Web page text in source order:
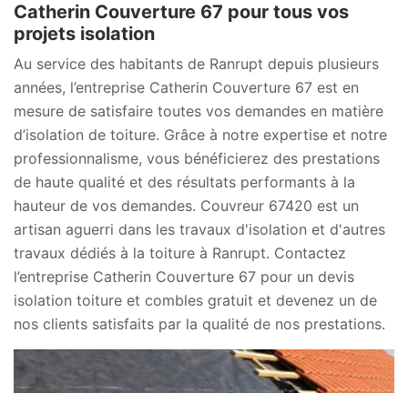
Catherin Couverture 67 pour tous vos
projets isolation
Au service des habitants de Ranrupt depuis plusieurs
années, l’entreprise Catherin Couverture 67 est en
mesure de satisfaire toutes vos demandes en matière
d’isolation de toiture. Grâce à notre expertise et notre
professionnalisme, vous bénéficierez des prestations
de haute qualité et des résultats performants à la
hauteur de vos demandes. Couvreur 67420 est un
artisan aguerri dans les travaux d'isolation et d'autres
travaux dédiés à la toiture à Ranrupt. Contactez
l’entreprise Catherin Couverture 67 pour un devis
isolation toiture et combles gratuit et devenez un de
nos clients satisfaits par la qualité de nos prestations.